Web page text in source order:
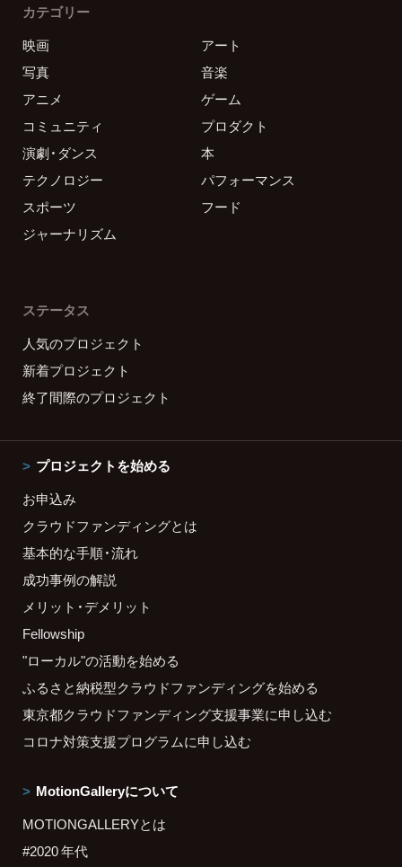
カテゴリー
映画
アート
写真
音楽
アニメ
ゲーム
コミュニティ
プロダクト
演劇・ダンス
本
テクノロジー
パフォーマンス
スポーツ
フード
ジャーナリズム
ステータス
人気のプロジェクト
新着プロジェクト
終了間際のプロジェクト
プロジェクトを始める
お申込み
クラウドファンディングとは
基本的な手順・流れ
成功事例の解説
メリット・デメリット
Fellowship
"ローカル"の活動を始める
ふるさと納税型クラウドファンディングを始める
東京都クラウドファンディング支援事業に申し込む
コロナ対策支援プログラムに申し込む
MotionGalleryについて
MOTIONGALLERYとは
#2020 年代